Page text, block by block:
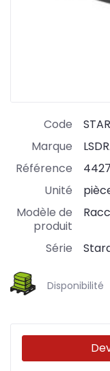
Code
Marque
Référence
Unité
Modèle de
produit
Série
Disponibilité